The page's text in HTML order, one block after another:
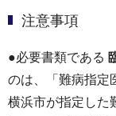
注意事項
●必要書類である
のは、「難病指定
横浜市が指定した